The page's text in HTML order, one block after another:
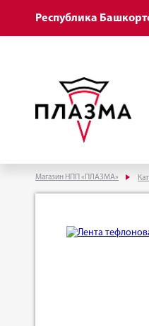
Республика
Магазин НПП «ПЛАЗМА»